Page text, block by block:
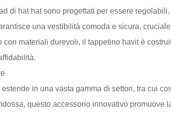
di hat hatsono progettati per essere
una vestibilità comoda e sicura,
materiali durevoli, il tappetino havit è
in una vasta gamma di settori, tra cui
questo accessorio innovativo